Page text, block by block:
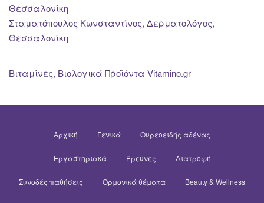
Θεσσαλονίκη
Σταματόπουλος Κωνσταντίνος, Δερματολόγος,
Θεσσαλονίκη
Βιταμίνες, Βιολογικά Προϊόντα Vitamino.gr
Αρχική Γενικά Θυρεοειδής αδένας
Εργαστηριακά Έρευνες Διατροφή
Συνοδές παθήσεις Ορμονικά θέματα Beauty & Wellness